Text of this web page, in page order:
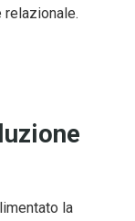
relazionale.
la